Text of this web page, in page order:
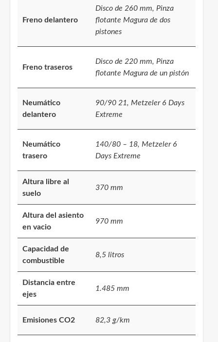
Freno delantero
Disco de 260 mm, Pinza
flotante Magura de dos
pistones
Freno traseros
Disco de 220 mm, Pinza
flotante Magura de un pistón
Neumático
delantero
90/90 21, Metzeler 6 Days
Extreme
Neumático
trasero
140/80 – 18, Metzeler 6
Days Extreme
Altura libre al
suelo
370 mm
Altura del asiento
en vacio
970 mm
Capacidad de
combustible
8,5 litros
Distancia entre
ejes
1.485 mm
Emisiones CO2 82,3 g/km